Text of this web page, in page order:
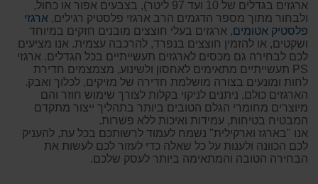
ארגזים בגדלים של 10 ועד 97 ליטר), בצבעים אפור או כחול,
ולבחור מתוך מספר הדגמים הרב ארגזי פלסטיק רגילים, ארגזי
פלסטיק אטומים, ארגזים בעלי חוצצים מובנים חזקים במיוחד
ושקטים, או להזמין חוצצים בנפרד, להרכבה עצמית. אנו מציעים
לכם לבחירה גם מכסים לארגזים תעשייתיים בכל הגדלים. ארגזי
PS תעשייתיים מתאימים לאחסון ולשינוע, מצמצמים חדירת
לחות ומונעים בצורה מושלמת חדירה של מזיקים, לכלוך ואבק.
הארגזים כולם, ניתנים לניקוי בקלות לצורך שימוש חוזר והם
מיוצרים מחומרי הגלם הטובים ביותר בתהליך ייצור מתקדם
המבטיח בטיחות, עמידות ואיכות ללא פשרות.
אנו "בארגז וארקילית" נשמח לעמוד לרשותכם בכל עת, להעניק
לכם הכוונה ולענות על כל שאלה כדי לעזור לכם לעשות את
הבחירה הטובה והמתאימה ביותר לעסק שלכם.